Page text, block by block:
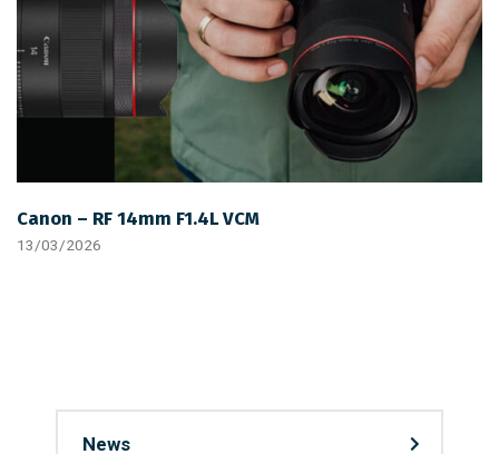
Canon – RF 14mm F1.4L VCM
13/03/2026
News